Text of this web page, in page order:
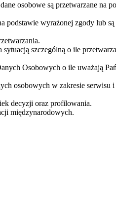
osobowe są przetwarzane na
podstawie wyrażonej zgody lub
szczególną o ile
Osobowych o ile uważają
osobowych w zakresie
decyzji oraz profilowania.
międzynarodowych.